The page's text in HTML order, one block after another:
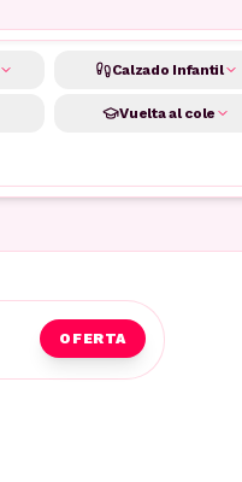
Calzado Infantil
Vuelta al cole
OFERTA